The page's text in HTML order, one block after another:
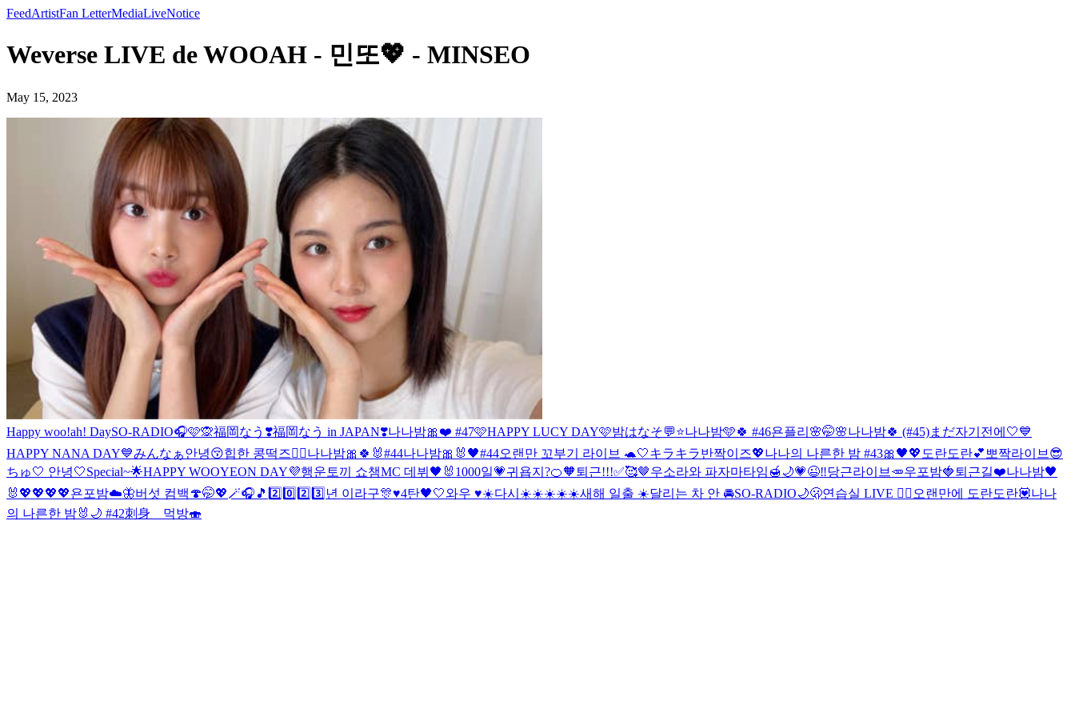
FeedArtistFan LetterMediaLiveNotice
Weverse LIVE de WOOAH - 민또💖 - MINSEO
May 15, 2023
Happy woo!ah! DaySO-RADIO🎧🩷🙊福岡なう❣️福岡なう in JAPAN❣️나나밤🎀❤️ #47🩷HAPPY LUCY DAY🩷밤はなそ💬⭐️나나밤🩵🍀 #46욘플리🌸🤭🌸나나밤🍀 (#45)まだ자기전에🤍💙
HAPPY NANA DAY💙みんなぁ안녕😚힙한 콩떡즈✌🏻나나밤🎀🍀🐰#44나나밤🎀🐰🖤#44오랜만 꼬부기 라이브 🐢🤍キラキラ반짝이즈💖나나의 나른한 밤 #43🎀🖤💖 도란도란💕 뽀짝라이브😎
ちゅ🤍 안녕🤍Special~🌟HAPPY WOOYEON DAY💜행운토끼 쇼챔MC 데뷔🖤🐰 1000일💗귀욥지?🍊🧡퇴근!!!✅🥰🤎우소라와 파자마타임🍯🌙💗😉‼️당근라이브🥕우포밤🍓퇴근길❤️나나밤🖤
🐰 💖💖💖💖욘포밤☁️🦋버섯 컴백🍄🤭💖🪄🎧🎵 2️⃣0️⃣2️⃣3️⃣년 이라구🎊♥️4탄🖤🤍와우 ♥️☀️다시☀️☀️☀️☀️☀️새해 일출 ☀️달리는 차 안 🚘SO-RADIO🌙🫢연습실 LIVE ❤️‍🔥 오랜만에 도란도란💟나나
의 나른한 밤🐰🌙 #42刺身 먹방🍣